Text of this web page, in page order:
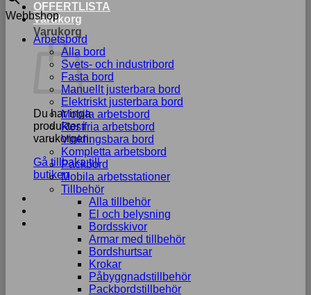
OFFERTLISTA
Varukorg
Varukorg
Du har inga
produkter i
varukorgen.
Gå tillbaka till
butiken
Webbshop
Arbetsbord
Alla bord
Svets- och industribord
Fasta bord
Manuellt justerbara bord
Elektriskt justerbara bord
Mobila arbetsbord
Rostfria arbetsbord
Vinklingsbara bord
Kompletta arbetsbord
Packbord
Mobila arbetsstationer
Tillbehör
Alla tillbehör
El och belysning
Bordsskivor
Armar med tillbehör
Bordshurtsar
Krokar
Påbyggnadstillbehör
Packbordstillbehör